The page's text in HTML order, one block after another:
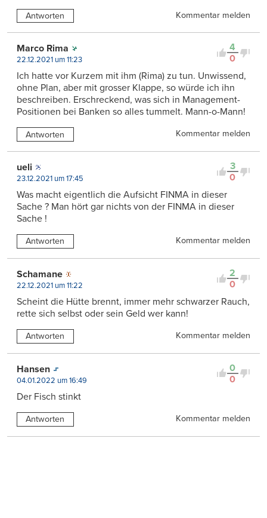
Antworten Kommentar melden
4
0
Marco Rima
22.12.2021 um 11:23
Ich hatte vor Kurzem mit ihm (Rima) zu tun. Unwissend,
ohne Plan, aber mit grosser Klappe, so würde ich ihn
beschreiben. Erschreckend, was sich in Management-
Positionen bei Banken so alles tummelt. Mann-o-Mann!
Antworten Kommentar melden
3
0
ueli
23.12.2021 um 17:45
Was macht eigentlich die Aufsicht FINMA in dieser
Sache ? Man hört gar nichts von der FINMA in dieser
Sache !
Antworten Kommentar melden
2
0
Schamane
22.12.2021 um 11:22
Scheint die Hütte brennt, immer mehr schwarzer Rauch,
rette sich selbst oder sein Geld wer kann!
Antworten Kommentar melden
0
0
Hansen
04.01.2022 um 16:49
Der Fisch stinkt
Antworten Kommentar melden